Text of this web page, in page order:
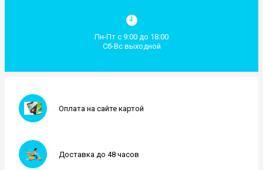
Пн-Пт с 9:00 до 18:00
Сб-Вс выходной
Оплата на сайте картой
Доставка до 48 часов